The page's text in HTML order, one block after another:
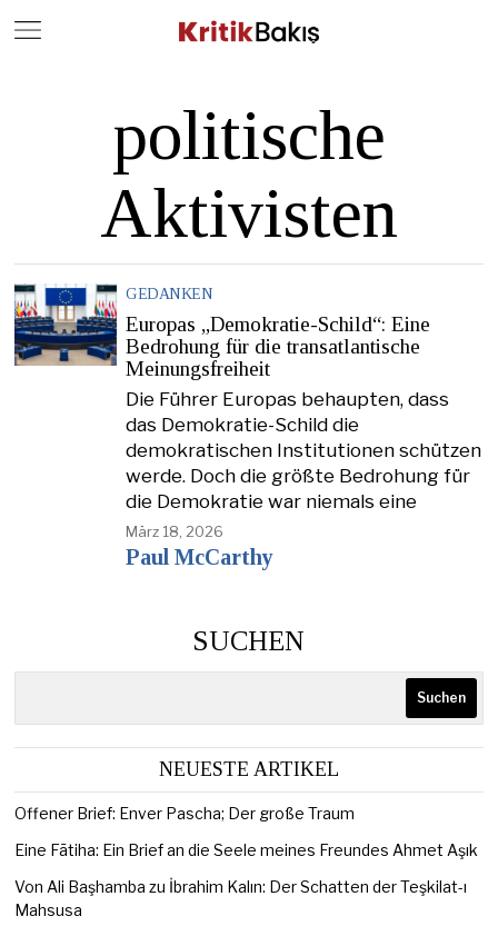
politische
Aktivisten
GEDANKEN
Europas „Demokratie-Schild“: Eine
Bedrohung für die transatlantische
Meinungsfreiheit
Die Führer Europas behaupten, dass
das Demokratie-Schild die
demokratischen Institutionen schützen
werde. Doch die größte Bedrohung für
die Demokratie war niemals eine
März 18, 2026
Paul McCarthy
SUCHEN
Suchen
NEUESTE ARTIKEL
Offener Brief: Enver Pascha; Der große Traum
Eine Fātiha: Ein Brief an die Seele meines Freundes Ahmet Aşık
Von Ali Başhamba zu İbrahim Kalın: Der Schatten der Teşkilat-ı
Mahsusa